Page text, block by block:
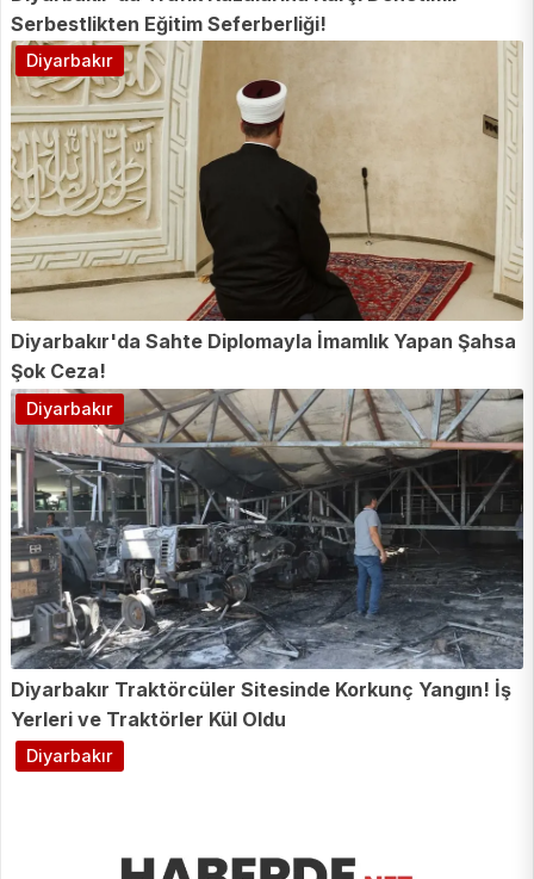
Serbestlikten Eğitim Seferberliği!
Diyarbakır'da Sahte Diplomayla İmamlık Yapan Şahsa
Şok Ceza!
Diyarbakır
Diyarbakır Traktörcüler Sitesinde Korkunç Yangın! İş
Yerleri ve Traktörler Kül Oldu
Diyarbakır
Diyarbakır